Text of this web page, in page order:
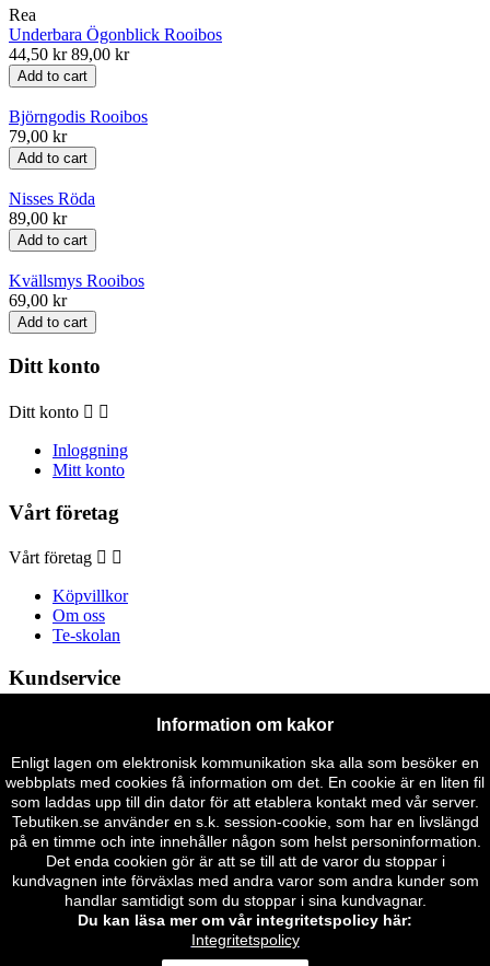
Rea
Underbara Ögonblick Rooibos
44,50 kr 89,00 kr
Add to cart
Björngodis Rooibos
79,00 kr
Add to cart
Nisses Röda
89,00 kr
Add to cart
Kvällsmys Rooibos
69,00 kr
Add to cart
Ditt konto
Ditt konto  
Inloggning
Mitt konto
Vårt företag
Vårt företag  
Köpvillkor
Om oss
Te-skolan
Kundservice
Har du frågor eller förslag till oss når du oss på telefon: 070-
5342998
Följ oss
Följ oss  
Facebook
Instagram
Information om kakor
Enligt lagen om elektronisk kommunikation ska alla som besöker en
webbplats med cookies få information om det. En cookie är en liten fil
som laddas upp till din dator för att etablera kontakt med vår server.
Tebutiken.se använder en s.k. session-cookie, som har en livslängd
på en timme och inte innehåller någon som helst personinformation.
Det enda cookien gör är att se till att de varor du stoppar i
kundvagnen inte förväxlas med andra varor som andra kunder som
handlar samtidigt som du stoppar i sina kundvagnar.
Du kan läsa mer om vår integritetspolicy här:
Integritetspolicy